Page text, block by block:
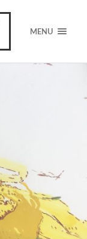
MENU